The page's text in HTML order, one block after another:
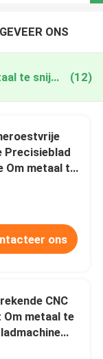
ONS
China CNC Bladmachine Om metaal te snijden (12)
Precisieblad
Om metaal te
ons
CNC
metaal te